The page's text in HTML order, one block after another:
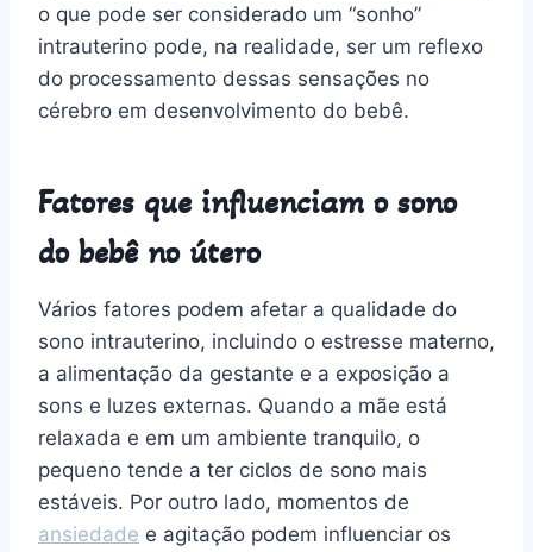
o que pode ser considerado um “sonho”
intrauterino pode, na realidade, ser um reflexo
do processamento dessas sensações no
cérebro em desenvolvimento do bebê.
Fatores que influenciam o sono
do bebê no útero
Vários fatores podem afetar a qualidade do
sono intrauterino, incluindo o estresse materno,
a alimentação da gestante e a exposição a
sons e luzes externas. Quando a mãe está
relaxada e em um ambiente tranquilo, o
pequeno tende a ter ciclos de sono mais
estáveis. Por outro lado, momentos de
ansiedade e agitação podem influenciar os